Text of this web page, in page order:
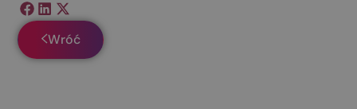
Wróć